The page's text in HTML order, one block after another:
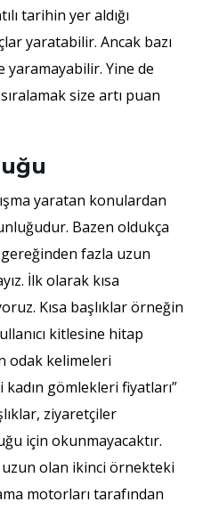
tarihin yer aldığı
yaratabilir. Ancak bazı
Yine de
size artı puan
yaratan konulardan
Bazen oldukça
gereğinden fazla uzun
İlk olarak kısa
Kısa başlıklar örneğin
kitlesine hitap
odak kelimeleri
gömlekleri fiyatları”
ziyaretçiler
için okunmayacaktır.
uzun olan ikinci örnekteki
motorları tarafından